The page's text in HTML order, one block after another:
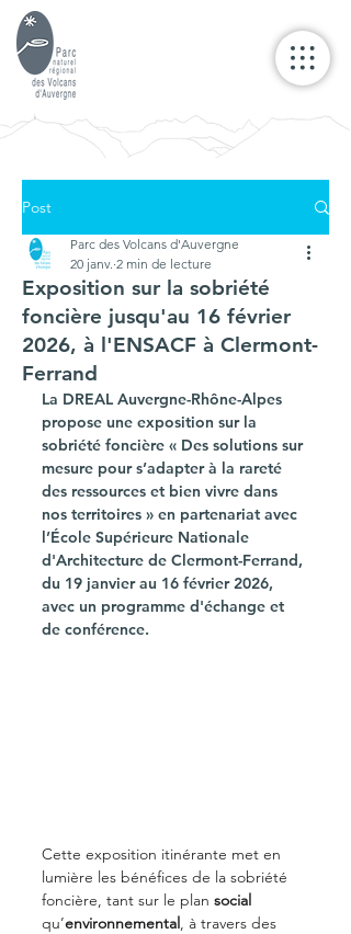
Post
Exposition sur la sobriété
foncière jusqu'au 16 février
2026, à l'ENSACF à Clermont-
Ferrand
Parc des Volcans d'Auvergne
20 janv. 2 min de lecture
La DREAL Auvergne-Rhône-Alpes
propose une exposition sur la
sobriété foncière « Des solutions sur
mesure pour s’adapter à la rareté
des ressources et bien vivre dans
nos territoires » en partenariat avec
l’École Supérieure Nationale
d'Architecture de Clermont-Ferrand,
du 19 janvier au 16 février 2026,
avec un programme d'échange et
de conférence.
Cette exposition itinérante met en
lumière les bénéfices de la sobriété
foncière, tant sur le plan social
qu’environnemental, à travers des